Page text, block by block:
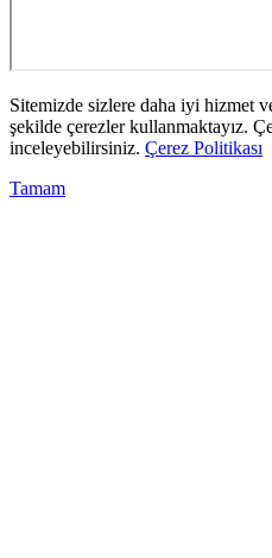
Sitemizde sizlere daha iyi hizmet
şekilde çerezler kullanmaktayız.
inceleyebilirsiniz. Çerez Politikası
Tamam